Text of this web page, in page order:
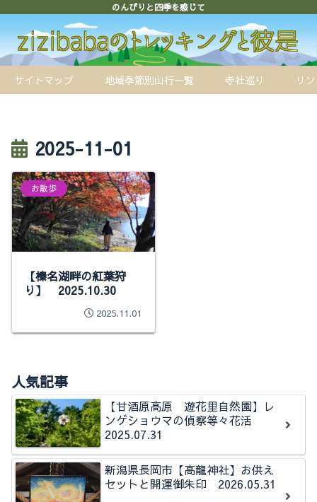
のんびりと四季を感じて
サイトマップ 地域季節別山行一覧 寺社巡り リ
2025-11-01
お散歩
【榛名湖畔の紅葉狩
り】 2025.10.30
2025.11.01
人気記事
【甘酒原高原 遊花里自然園】レ
ンゲショウマの偵察等々花活
2025.07.31
新潟県長岡市【高龍神社】お供え
セットと開運御朱印 2026.05.31